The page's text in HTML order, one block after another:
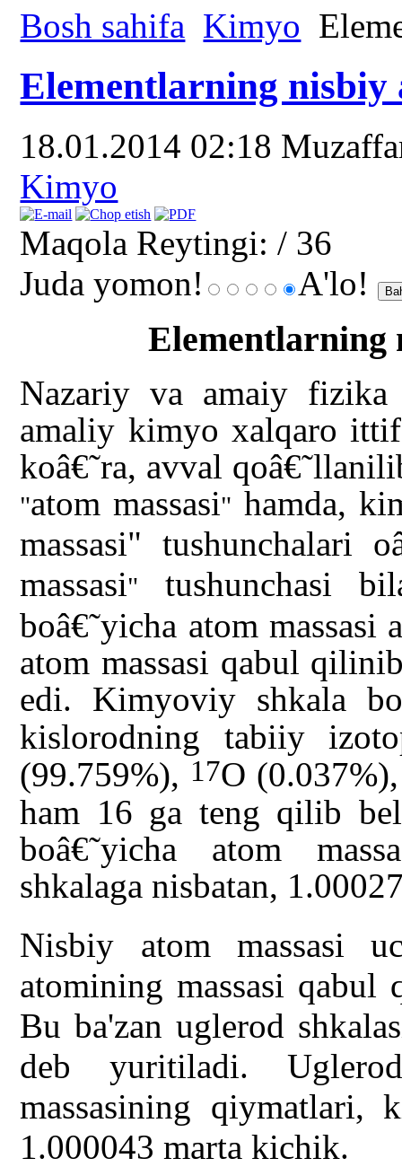
Bosh sahifa Kimyo
Elementlarning nisbiy
18.01.2014 02:18
Kimyo
Maqola Reytingi: / 36
Juda yomon!
A'lo!
Elementlarning
Nazariy va amaiy
amaliy kimyo xalqaro
koâ€˜ra, avval
"atom massasi" hamda,
massasi" tushunchalari
massasi"
tushunchasi
boâ€˜yicha atom massasi
atom massasi qabul
edi. Kimyoviy shkala
kislorodning tabiiy
(99.759%), 17O
ham 16 ga teng qilib
boâ€˜yicha atom
shkalaga nisbatan,
Nisbiy atom massasi
atomining massasi
Bu ba'zan uglerod
deb yuritiladi.
massasining qiymatlari,
1.000043 marta kichik.